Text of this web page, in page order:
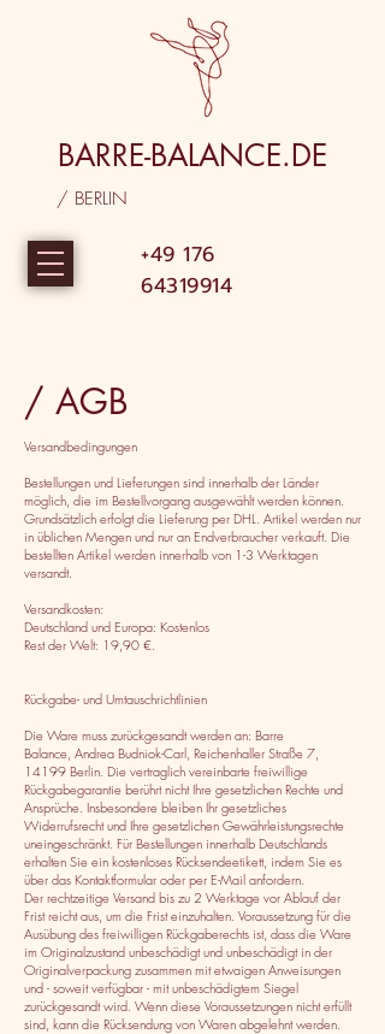
BARRE-BALANCE.DE
/ BERLIN
+49 176
64319914
/ AGB
Versandbedingungen
Bestellungen und Lieferungen sind innerhalb der Länder
möglich, die im Bestellvorgang ausgewählt werden können.
Grundsätzlich erfolgt die Lieferung per DHL. Artikel werden nur
in üblichen Mengen und nur an Endverbraucher verkauft. Die
bestellten Artikel werden innerhalb von 1-3 Werktagen
versandt.
Versandkosten:
Deutschland und Europa: Kostenlos
Rest der Welt: 19,90 €.
Rückgabe- und Umtauschrichtlinien
Die Ware muss zurückgesandt werden an: Barre
Balance, Andrea Budniok-Carl, Reichenhaller Straße 7,
14199 Berlin. Die vertraglich vereinbarte freiwillige
Rückgabegarantie berührt nicht Ihre gesetzlichen Rechte und
Ansprüche. Insbesondere bleiben Ihr gesetzliches
Widerrufsrecht und Ihre gesetzlichen Gewährleistungsrechte
uneingeschränkt. Für Bestellungen innerhalb Deutschlands
erhalten Sie ein kostenloses Rücksendeetikett, indem Sie es
über das Kontaktformular oder per E-Mail anfordern.
Der rechtzeitige Versand bis zu 2 Werktage vor Ablauf der
Frist reicht aus, um die Frist einzuhalten. Voraussetzung für die
Ausübung des freiwilligen Rückgaberechts ist, dass die Ware
im Originalzustand unbeschädigt und unbeschädigt in der
Originalverpackung zusammen mit etwaigen Anweisungen
und - soweit verfügbar - mit unbeschädigtem Siegel
zurückgesandt wird. Wenn diese Voraussetzungen nicht erfüllt
sind, kann die Rücksendung von Waren abgelehnt werden.